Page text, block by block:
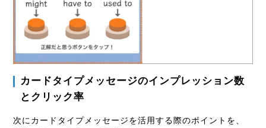
カードタイプメッセージのインプレッション数
とクリック率
次にカードタイプメッセージを活用する際のポイントを、